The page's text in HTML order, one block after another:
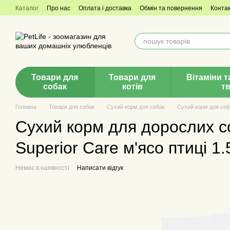
Перейти до основного контенту
Каталог Про нас Оплата і доставка Обмін та повернення
Товари для
собак
Товари для
котів
Вітаміни
Головна Товари для собак Сухий корм для собак Сухий корм для
Сухий корм для дорослих
Superior Care м'ясо птиці
Немає в наявності Написати відгук